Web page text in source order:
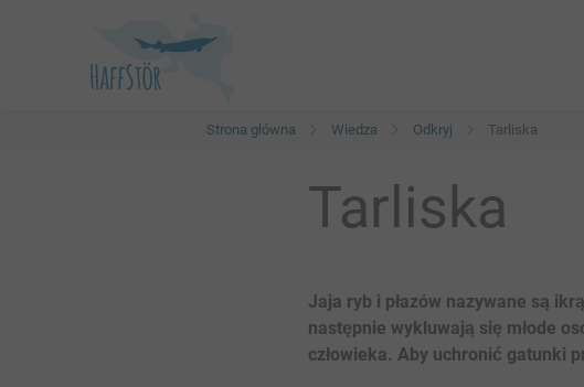
nawigacyjna
Strona główna Wiedza Odkryj Tarliska
Tarliska
Jaja ryb i płazów nazywane są
następnie wykluwają się młode
człowieka. Aby uchronić gatunki